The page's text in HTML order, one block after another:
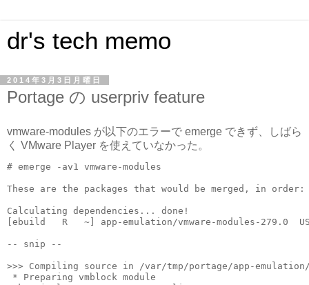
dr's tech memo
2014年3月3日月曜日
Portage の userpriv feature
vmware-modules が以下のエラーで emerge できず、しばら
く VMware Player を使えていなかった。
# emerge -av1 vmware-modules
These are the packages that would be merged, in order:
Calculating dependencies... done!
[ebuild   R   ~] app-emulation/vmware-modules-279.0
-- snip --
>>> Compiling source in /var/tmp/portage/app-
* Preparing vmblock module